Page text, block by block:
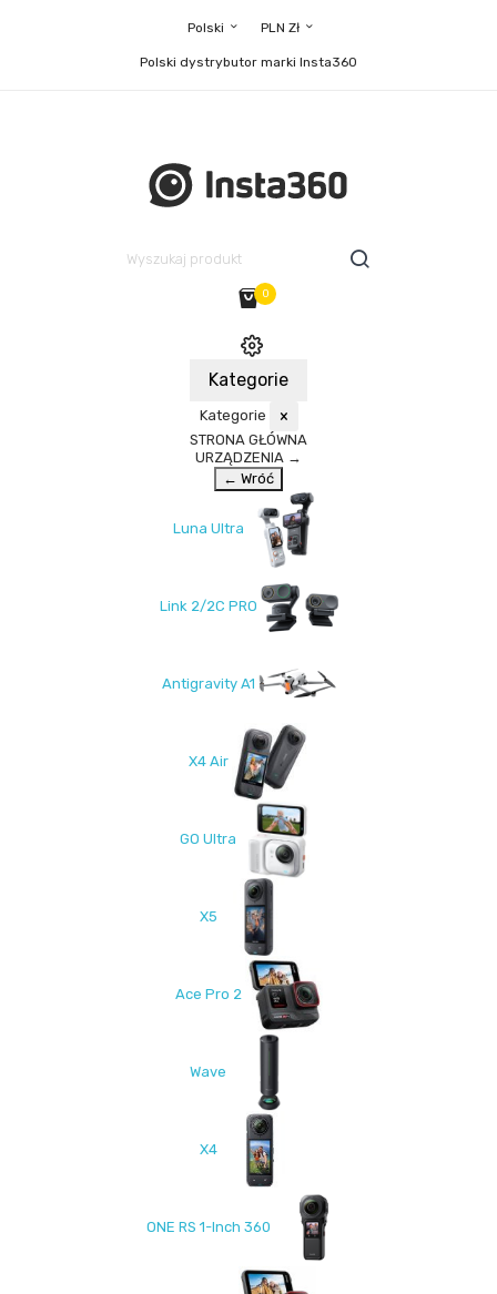
Polski PLN Zł
Polski dystrybutor marki Insta360
0
Kategorie
Kategorie ×
STRONA GŁÓWNA
URZĄDZENIA →
← Wróć
Luna Ultra
Link 2/2C PRO
Antigravity A1
X4 Air
GO Ultra
X5
Ace Pro 2
Wave
X4
ONE RS 1-Inch 360